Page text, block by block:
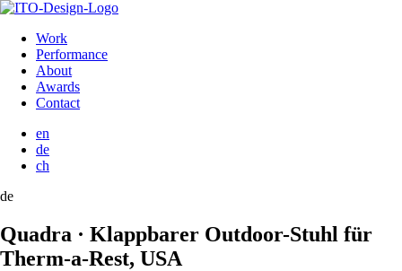
Work
Performance
About
Awards
Contact
en
de
ch
de
Quadra · Klappbarer Outdoor-Stuhl für
Therm-a-Rest, USA